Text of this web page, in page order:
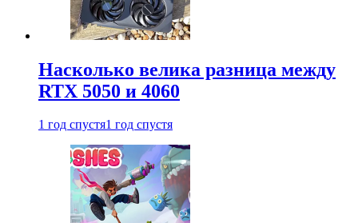
Насколько велика разница между
RTX 5050 и 4060
1 год спустя1 год спустя